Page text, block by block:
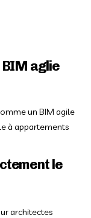
aglie
un BIM agile
à appartements
le
architectes